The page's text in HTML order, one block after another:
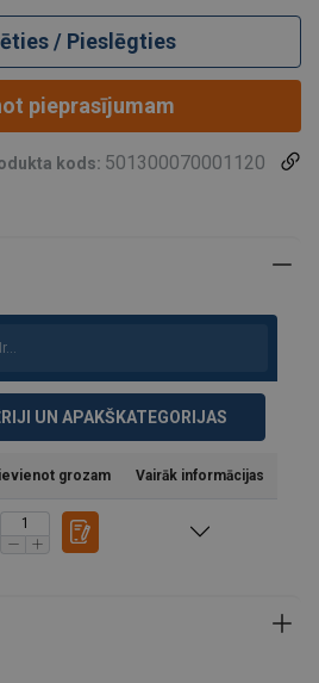
/ Pieslēgties
pieprasījumam
kods: 501300070001120
UN APAKŠKATEGORIJAS
grozam Vairāk informācijas